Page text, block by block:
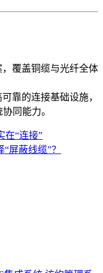
覆盖铜缆与光纤全体
靠的连接基础设施，
同能力。
在“连接”
屏蔽线缆”？